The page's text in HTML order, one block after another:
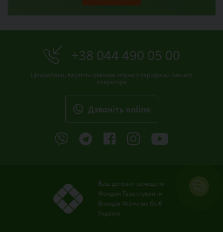
+38 044 490 05 00
Цілодобово, вартість дзвінків згідно з тарифами Вашого
оператора
Дзвонiть online
Ваш депозит захищено
Фондом Гарантування
Вкладів Фізичних Осіб
України